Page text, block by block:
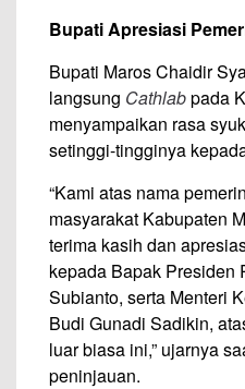
Bupati Apresiasi
Bupati Maros Chaidir
langsung Cathlabpada
menyampaikan rasa
setinggi-tingginya
“Kami atas nama
masyarakat Kabupaten
terima kasih dan
kepada Bapak Presiden
Subianto, serta Menteri
Budi Gunadi Sadikin,
luar biasa ini,” ujarnya
peninjauan.